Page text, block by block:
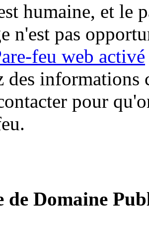
humaine, et le
n'est pas
feu web activé
des informations
pour
de Domaine